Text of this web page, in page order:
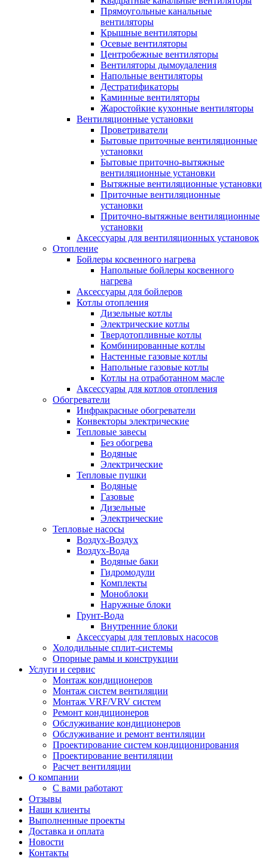
Прямоугольные канальные
вентиляторы
Крышные вентиляторы
Осевые вентиляторы
Центробежные вентиляторы
Вентиляторы дымоудаления
Напольные вентиляторы
Дестратификаторы
Каминные вентиляторы
Жаростойкие кухонные вентиляторы
Вентиляционные установки
Проветриватели
Бытовые приточные вентиляционные
установки
Бытовые приточно-вытяжные
вентиляционные установки
Вытяжные вентиляционные установки
Приточные вентиляционные
установки
Приточно-вытяжные вентиляционные
установки
Аксессуары для вентиляционных установок
Отопление
Бойлеры косвенного нагрева
Напольные бойлеры косвенного
нагрева
Аксессуары для бойлеров
Котлы отопления
Дизельные котлы
Электрические котлы
Твердотопливные котлы
Комбинированные котлы
Настенные газовые котлы
Напольные газовые котлы
Котлы на отработанном масле
Аксессуары для котлов отопления
Обогреватели
Инфракрасные обогреватели
Конвекторы электрические
Тепловые завесы
Без обогрева
Водяные
Электрические
Тепловые пушки
Водяные
Газовые
Дизельные
Электрические
Тепловые насосы
Воздух-Воздух
Воздух-Вода
Водяные баки
Гидромодули
Комплекты
Моноблоки
Наружные блоки
Грунт-Вода
Внутренние блоки
Аксессуары для тепловых насосов
Холодильные сплит-системы
Опорные рамы и конструкции
Услуги и сервис
Монтаж кондиционеров
Монтаж систем вентиляции
Монтаж VRF/VRV систем
Ремонт кондиционеров
Обслуживание кондиционеров
Обслуживание и ремонт вентиляции
Проектирование систем кондиционирования
Проектирование вентиляции
Расчет вентиляции
О компании
С вами работают
Отзывы
Наши клиенты
Выполненные проекты
Доставка и оплата
Новости
Контакты